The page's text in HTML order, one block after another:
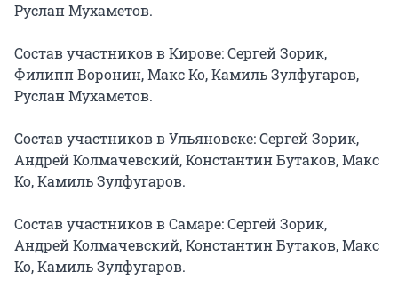
Руслан Мухаметов.
Состав участников в Кирове: Сергей Зорик,
Филипп Воронин, Макс Ко, Камиль Зулфугаров,
Руслан Мухаметов.
Состав участников в Ульяновске: Сергей Зорик,
Андрей Колмачевский, Константин Бутаков, Макс
Ко, Камиль Зулфугаров.
Состав участников в Самаре: Сергей Зорик,
Андрей Колмачевский, Константин Бутаков, Макс
Ко, Камиль Зулфугаров.